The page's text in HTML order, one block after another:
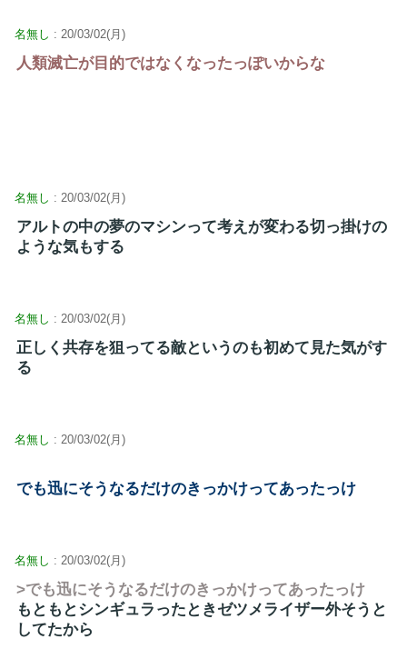
名無し : 20/03/02(月)
人類滅亡が目的ではなくなったっぽいからな
名無し : 20/03/02(月)
アルトの中の夢のマシンって考えが変わる切っ掛けの
ような気もする
名無し : 20/03/02(月)
正しく共存を狙ってる敵というのも初めて見た気がす
る
名無し : 20/03/02(月)
でも迅にそうなるだけのきっかけってあったっけ
名無し : 20/03/02(月)
>でも迅にそうなるだけのきっかけってあったっけ
もともとシンギュラったときゼツメライザー外そうと
してたから